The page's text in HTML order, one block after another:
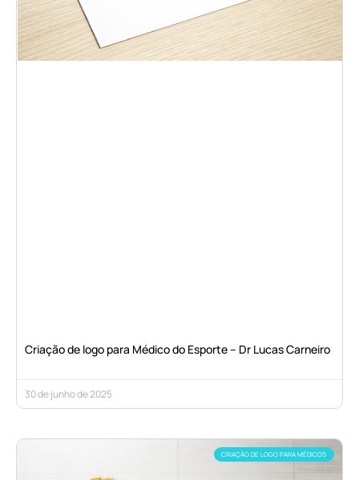
Criação de logo para Médico do Esporte – Dr Lucas Carneiro
30 de junho de 2025
CRIAÇÃO DE LOGO PARA MÉDICOS